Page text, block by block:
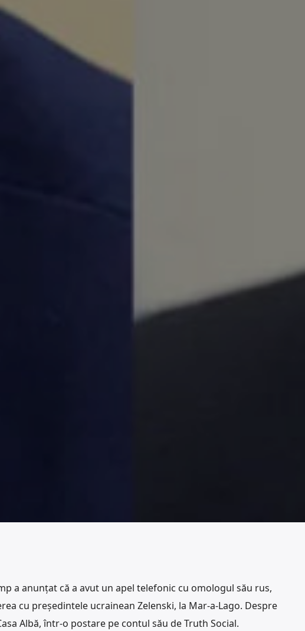
a anunțat că a avut un apel telefonic cu omologul său rus,
cu președintele ucrainean Zelenski, la Mar-a-Lago. Despre
Albă, într-o postare pe contul său de Truth Social.